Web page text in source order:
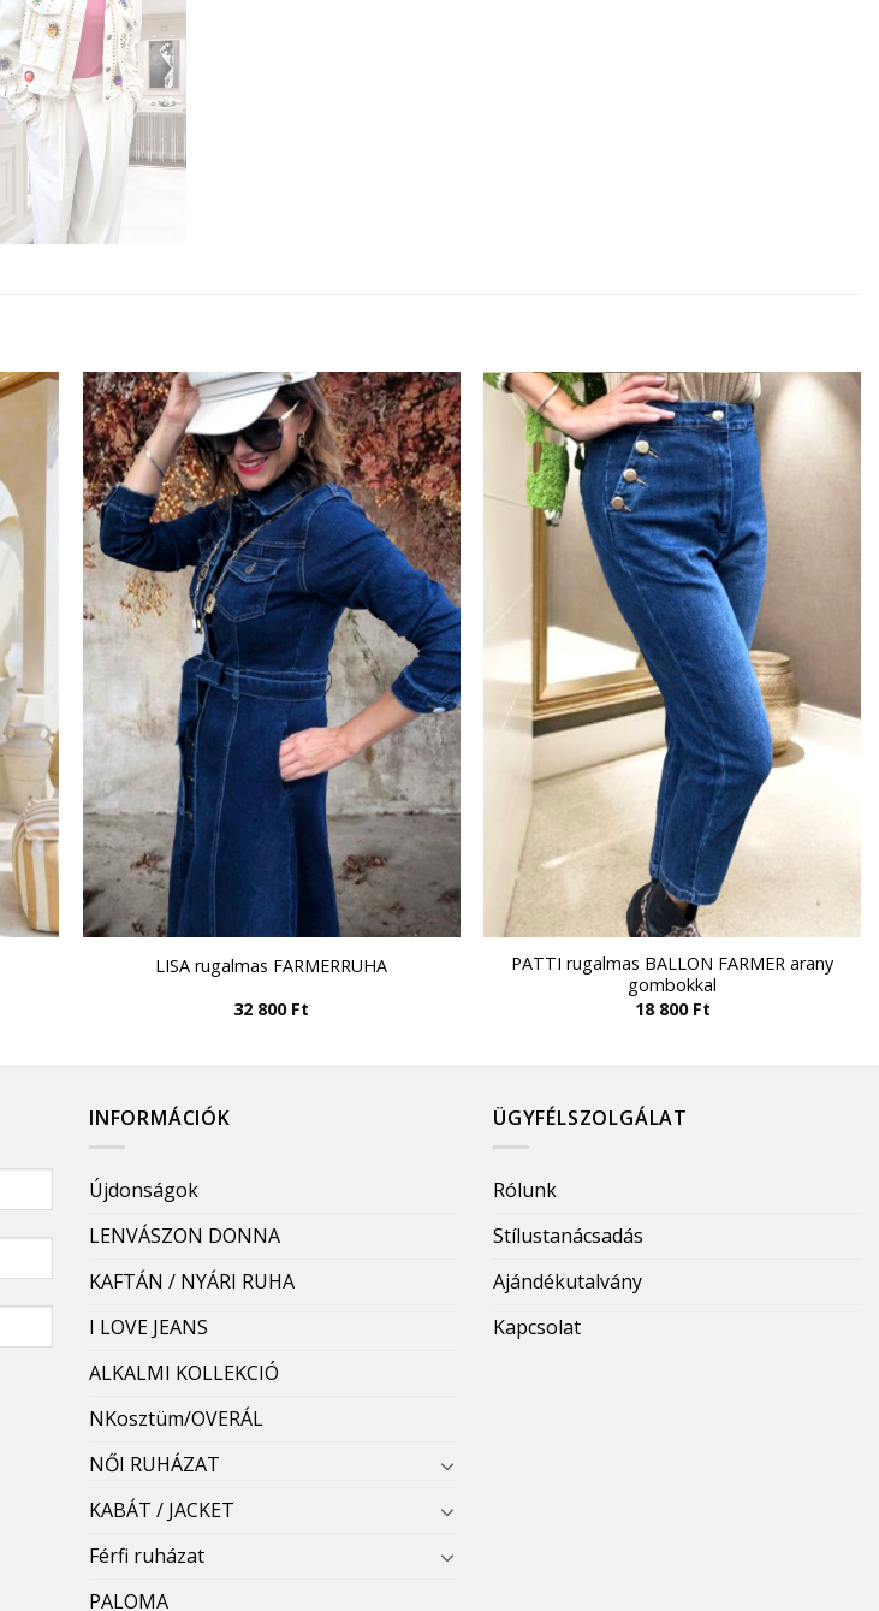
LISA rugalmas FARMERRUHA
32 800 Ft
PATTI rugalmas BALLON FARMER arany
gombokkal
18 800 Ft
INFORMÁCIÓK
Újdonságok
LENVÁSZON DONNA
KAFTÁN / NYÁRI RUHA
I LOVE JEANS
ALKALMI KOLLEKCIÓ
NKosztüm/OVERÁL
NŐI RUHÁZAT
KABÁT / JACKET
Férfi ruházat
PALOMA
ÜGYFÉLSZOLGÁLAT
Rólunk
Stílustanácsadás
Ajándékutalvány
Kapcsolat